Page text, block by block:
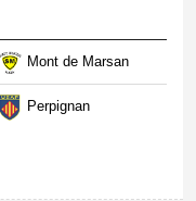
Mont de Marsan
Perpignan